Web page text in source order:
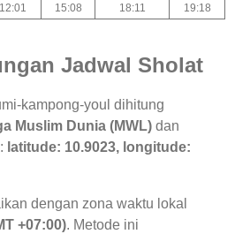
12:01 15:08 18:11 19:18
Jadwal Sholat
kampong-youl dihitung
Muslim Dunia (MWL) dan
latitude: 10.9023, longitude:
dengan zona waktu lokal
+07:00). Metode ini